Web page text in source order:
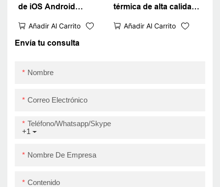
de iOS Android
Pos de facturación
Impresora de 58 mm 80
Añadir Al Carrito
térmica de alta calidad
mm Alta velocidad USB
Añadir Al Carrito
Envía tu consulta
Nombre
Correo Electrónico
+1
Teléfono/whatsapp/skype
Nombre De Empresa
Contenido